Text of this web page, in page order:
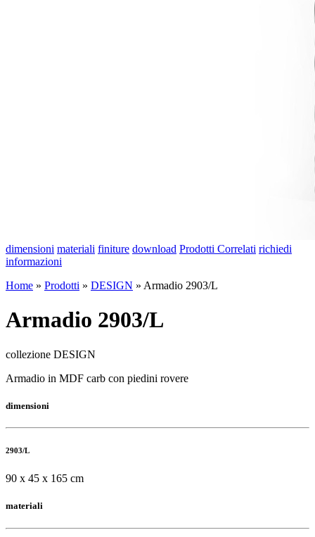
dimensioni materiali finiture download Prodotti Correlati richiedi
informazioni
Home » Prodotti » DESIGN » Armadio 2903/L
Armadio 2903/L
collezione DESIGN
Armadio in MDF carb con piedini rovere
dimensioni
2903/L
90 x 45 x 165 cm
materiali